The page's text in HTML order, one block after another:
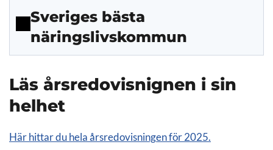
Sveriges bästa
näringslivskommun
Läs årsredovisnignen i sin
helhet
Här hittar du hela årsredovisningen för 2025.